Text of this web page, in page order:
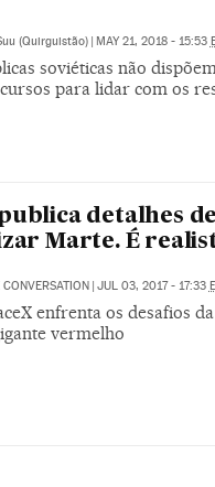
(Quirguistão) | MAY 21, 2018 - 15:53
soviéticas não
para lidar com os
detalhes
Marte. É
CONVERSATION | JUL 03, 2017 - 17:33
enfrenta os desafios
vermelho